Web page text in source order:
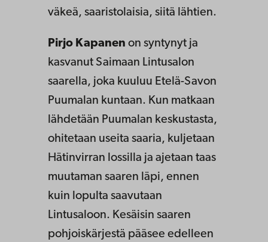
väkeä, saaristolaisia, siitä lähtien.
Pirjo Kapanen on syntynyt ja
kasvanut Saimaan Lintusalon
saarella, joka kuuluu Etelä-Savon
Puumalan kuntaan. Kun matkaan
lähdetään Puumalan keskustasta,
ohitetaan useita saaria, kuljetaan
Hätinvirran lossilla ja ajetaan taas
muutaman saaren läpi, ennen
kuin lopulta saavutaan
Lintusaloon. Kesäisin saaren
pohjoiskärjestä pääsee edelleen